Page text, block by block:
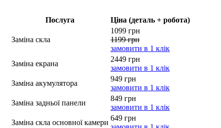
Послуга Ціна (деталь + робота)
Заміна скла
1099 грн
1199 грн
замовити в 1 клік
Заміна екрана
2449 грн
замовити в 1 клік
Заміна акумулятора
949 грн
замовити в 1 клік
Заміна задньої панели
849 грн
замовити в 1 клік
Заміна скла основної камери
649 грн